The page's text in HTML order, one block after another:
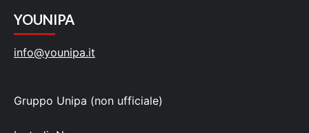
YOUNIPA
info@younipa.it
Gruppo Unipa (non ufficiale)